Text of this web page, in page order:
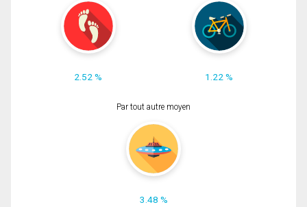
2.52 % 1.22 %
Par tout autre moyen
3.48 %